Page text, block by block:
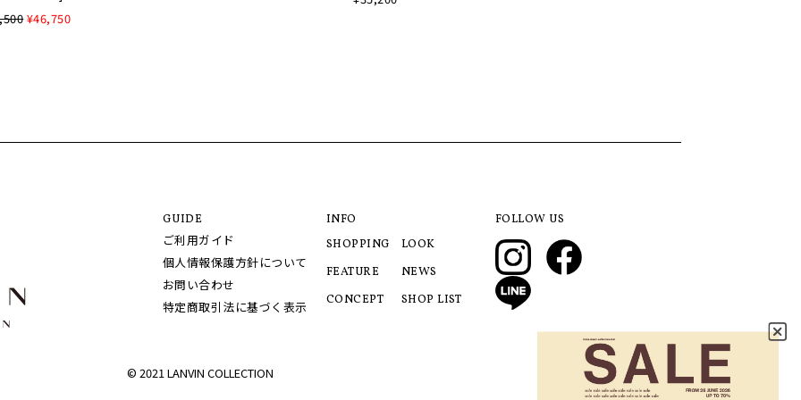
¥46,750
GUIDE
ご利用ガイド
個人情報保護方針について
お問い合わせ
特定商取引法に基づく表示
INFO
SHOPPING
FEATURE
CONCEPT
LOOK
NEWS
SHOP LIST
FOLLOW US
© 2021 LANVIN COLLECTION